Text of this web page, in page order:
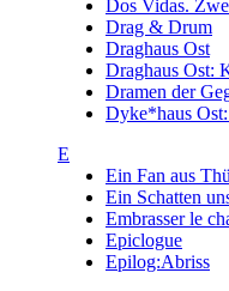
Dos Vidas.
Drag & Drum
Draghaus Ost
Draghaus Ost:
Dramen der
Dyke*haus
E
Ein Fan aus
Ein Schatten
Embrasser le
Epiclogue
Epilog:Abriss